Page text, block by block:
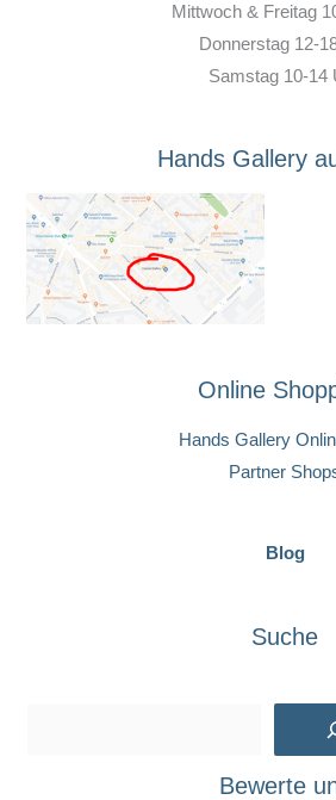
Mittwoch & Freitag
Donnerstag 12-
Samstag 10-14
Hands Gallery
Online
Hands Gallery
Partner
Blog
Suche
Bewerte